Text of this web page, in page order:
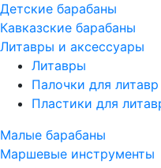
Детские барабаны
Кавказские барабаны
Литавры и аксессуары
Литавры
Палочки для литавр
Пластики для
Малые барабаны
Маршевые инструменты